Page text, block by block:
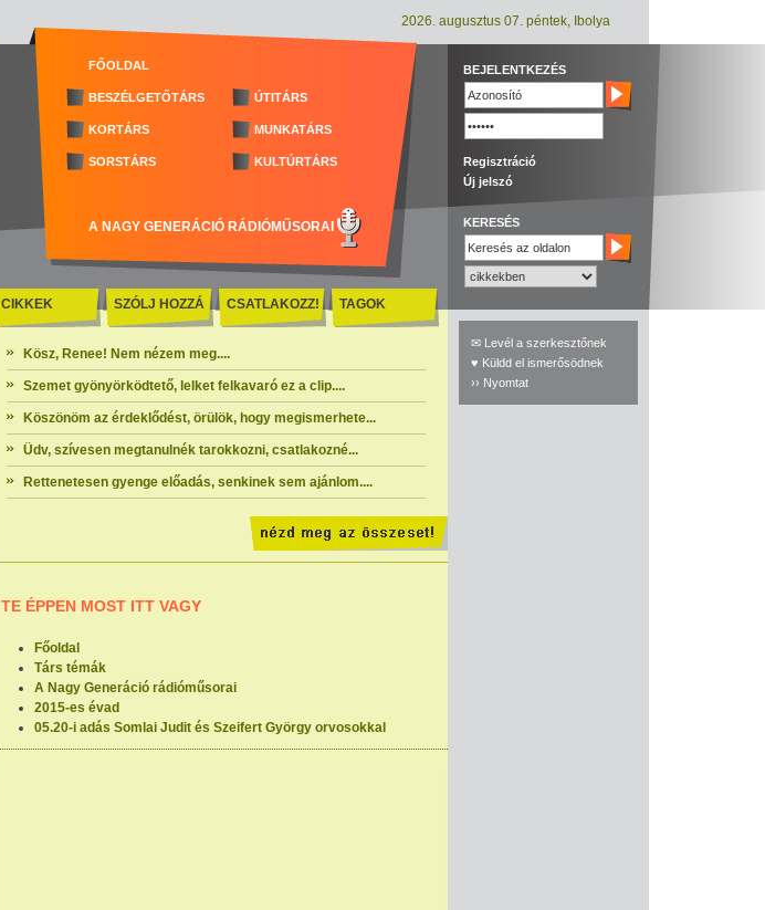
2026. augusztus 07. péntek, Ibolya
FŐOLDAL
BESZÉLGETŐTÁRS ÚTITÁRS
KORTÁRS MUNKATÁRS
SORSTÁRS KULTÚRTÁRS
A NAGY GENERÁCIÓ RÁDIÓMŰSORAI
BEJELENTKEZÉS
Regisztráció
Új jelszó
KERESÉS
CIKKEK SZÓLJ HOZZÁ CSATLAKOZZ! TAGOK
Kösz, Renee! Nem nézem meg....
Szemet gyönyörködtető, lelket felkavaró ez a clip....
Köszönöm az érdeklődést, örülök, hogy megismerhete...
Üdv, szívesen megtanulnék tarokkozni, csatlakozné...
Rettenetesen gyenge előadás, senkinek sem ajánlom....
TE ÉPPEN MOST ITT VAGY
Főoldal
Társ témák
A Nagy Generáció rádióműsorai
2015-es évad
05.20-i adás Somlai Judit és Szeifert György orvosokkal
✉ Levél a szerkesztőnek
♥ Küldd el ismerősödnek
›› Nyomtat